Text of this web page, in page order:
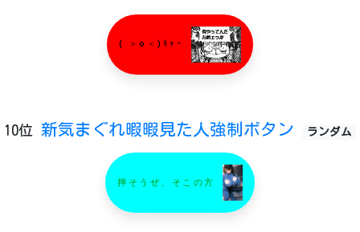
( ＞o＜)ｷｬｰ
10位 新気まぐれ暇暇見た人強制ボタン ランダム
押そうぜ、そこの方